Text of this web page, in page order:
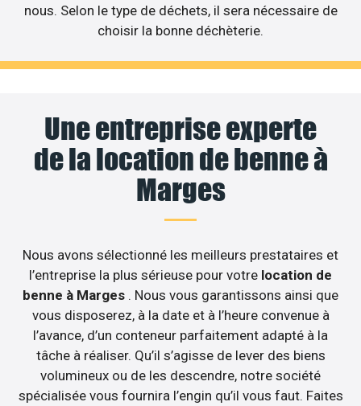
nous. Selon le type de déchets, il sera nécessaire de
choisir la bonne déchèterie.
Une entreprise experte
de la location de benne à
Marges
Nous avons sélectionné les meilleurs prestataires et
l’entreprise la plus sérieuse pour votre location de
benne à Marges . Nous vous garantissons ainsi que
vous disposerez, à la date et à l’heure convenue à
l’avance, d’un conteneur parfaitement adapté à la
tâche à réaliser. Qu’il s’agisse de lever des biens
volumineux ou de les descendre, notre société
spécialisée vous fournira l’engin qu’il vous faut. Faites